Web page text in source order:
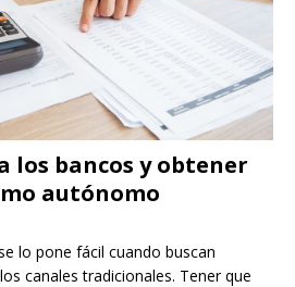
los bancos y obtener
autónomo
lo pone fácil cuando buscan
canales tradicionales. Tener que